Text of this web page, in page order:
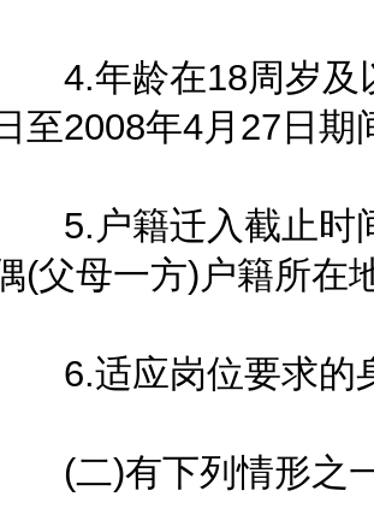
4.年龄在18周岁及
至2008年4月27日期
5.户籍迁入截止时
(父母一方)户籍所在
6.适应岗位要求的
(二)有下列情形之一